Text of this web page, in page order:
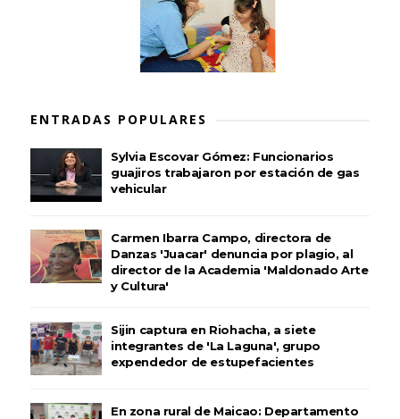
ENTRADAS POPULARES
Sylvia Escovar Gómez: Funcionarios
guajiros trabajaron por estación de gas
vehicular
Carmen Ibarra Campo, directora de
Danzas 'Juacar' denuncia por plagio, al
director de la Academia 'Maldonado Arte
y Cultura'
Sijin captura en Riohacha, a siete
integrantes de 'La Laguna', grupo
expendedor de estupefacientes
En zona rural de Maicao: Departamento